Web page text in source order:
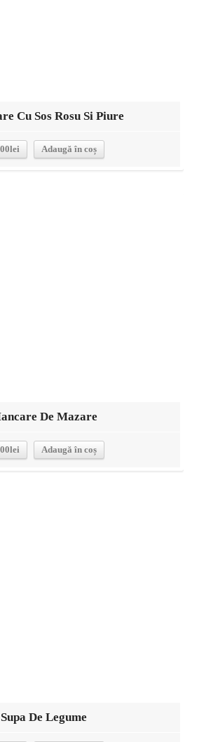
Cu Sos Rosu Si Piure
lei Adaugă în coș
De Mazare
lei Adaugă în coș
Supa De Legume